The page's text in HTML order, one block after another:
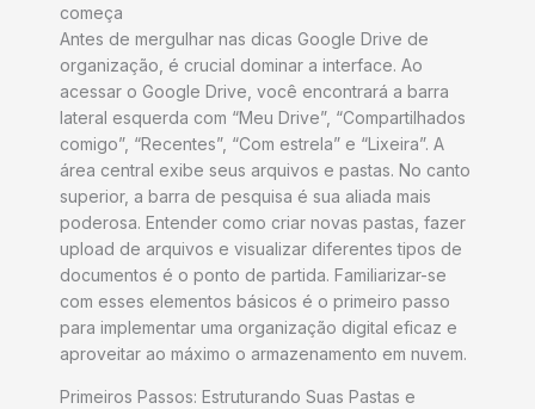
começa
Antes de mergulhar nas dicas Google Drive de
organização, é crucial dominar a interface. Ao
acessar o Google Drive, você encontrará a barra
lateral esquerda com “Meu Drive”, “Compartilhados
comigo”, “Recentes”, “Com estrela” e “Lixeira”. A
área central exibe seus arquivos e pastas. No canto
superior, a barra de pesquisa é sua aliada mais
poderosa. Entender como criar novas pastas, fazer
upload de arquivos e visualizar diferentes tipos de
documentos é o ponto de partida. Familiarizar-se
com esses elementos básicos é o primeiro passo
para implementar uma organização digital eficaz e
aproveitar ao máximo o armazenamento em nuvem.
Primeiros Passos: Estruturando Suas Pastas e